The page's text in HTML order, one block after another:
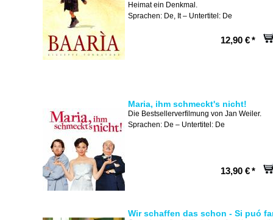
Heimat ein Denkmal.
Sprachen: De, It – Untertitel: De
12,90 €*
Maria, ihm schmeckt's nicht!
Die Bestsellerverfilmung von Jan Weiler.
Sprachen: De – Untertitel: De
13,90 €*
Wir schaffen das schon - Si puó